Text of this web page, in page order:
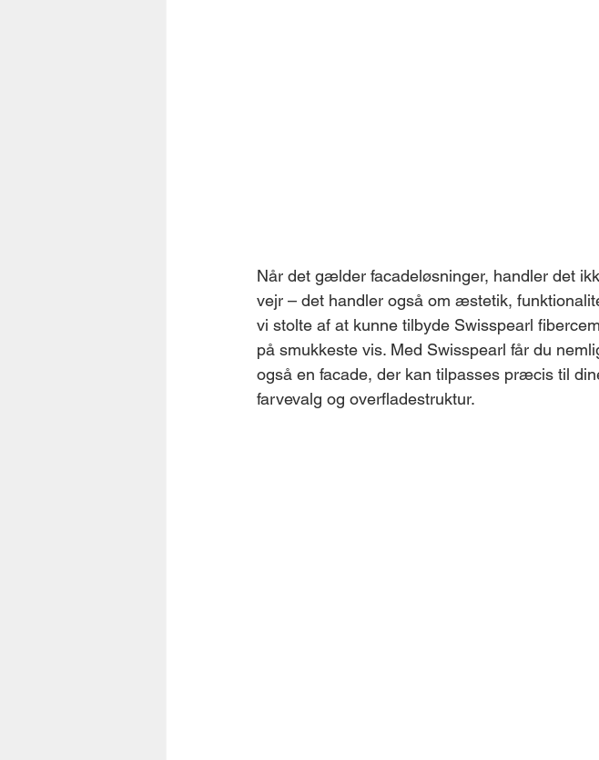
Når det gælder facadeløsninger, handler det
vejr – det handler også om æstetik,
vi stolte af at kunne tilbyde Swisspearl
på smukkeste vis. Med Swisspearl får du
også en facade, der kan tilpasses præcis til
farvevalg og overfladestruktur.